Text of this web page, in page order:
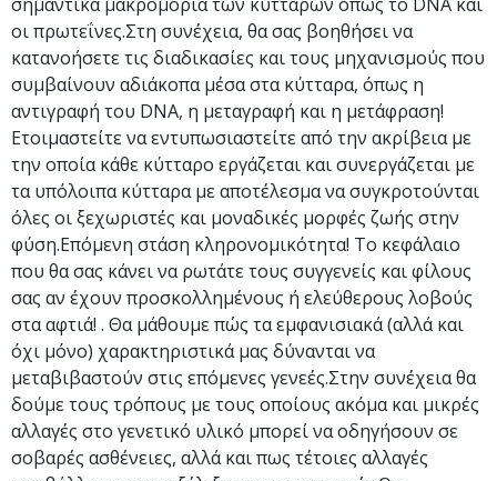
οι πρωτεΐνες.Στη συνέχεια, θα σας βοηθήσει να
κατανοήσετε τις διαδικασίες και τους μηχανισμούς που
συμβαίνουν αδιάκοπα μέσα στα κύτταρα, όπως η
αντιγραφή του DNA, η μεταγραφή και η μετάφραση!
Ετοιμαστείτε να εντυπωσιαστείτε από την ακρίβεια με
την οποία κάθε κύτταρο εργάζεται και συνεργάζεται με
τα υπόλοιπα κύτταρα με αποτέλεσμα να συγκροτούνται
όλες οι ξεχωριστές και μοναδικές μορφές ζωής στην
φύση.Επόμενη στάση κληρονομικότητα! Το κεφάλαιο
που θα σας κάνει να ρωτάτε τους συγγενείς και φίλους
σας αν έχουν προσκολλημένους ή ελεύθερους λοβούς
στα αφτιά! . Θα μάθουμε πώς τα εμφανισιακά (αλλά και
όχι μόνο) χαρακτηριστικά μας δύνανται να
μεταβιβαστούν στις επόμενες γενεές.Στην συνέχεια θα
δούμε τους τρόπους με τους οποίους ακόμα και μικρές
αλλαγές στο γενετικό υλικό μπορεί να οδηγήσουν σε
σοβαρές ασθένειες, αλλά και πως τέτοιες αλλαγές